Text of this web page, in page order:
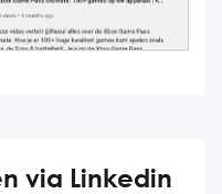
via Linkedin